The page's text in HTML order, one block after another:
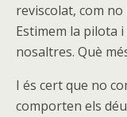
reviscolat, com no
Estimem la pilota
nosaltres. Què
I és cert que no
comporten els